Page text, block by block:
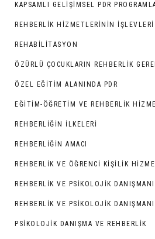
KAPSAMLI GELIŞIMSEL PDR
REHBERLIK HIZMETLERININ İŞLEVLERI
REHABILITASYON
ÖZÜRLÜ ÇOCUKLARIN REHBERLIK
ÖZEL EĞITIM ALANINDA PDR
EĞITIM-ÖĞRETIM VE REHBERLIK
REHBERLIĞIN İLKELERI
REHBERLIĞIN AMACI
REHBERLİK VE ÖĞRENCİ KİŞİLİK
REHBERLIK VE PSIKOLOJIK
REHBERLIK VE PSIKOLOJIK
PSIKOLOJIK DANIŞMA VE REHBERLIK